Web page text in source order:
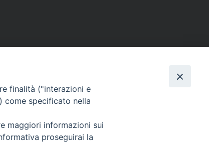
finalità ("interazioni e
come specificato nella
maggiori informazioni sui
proseguirai la